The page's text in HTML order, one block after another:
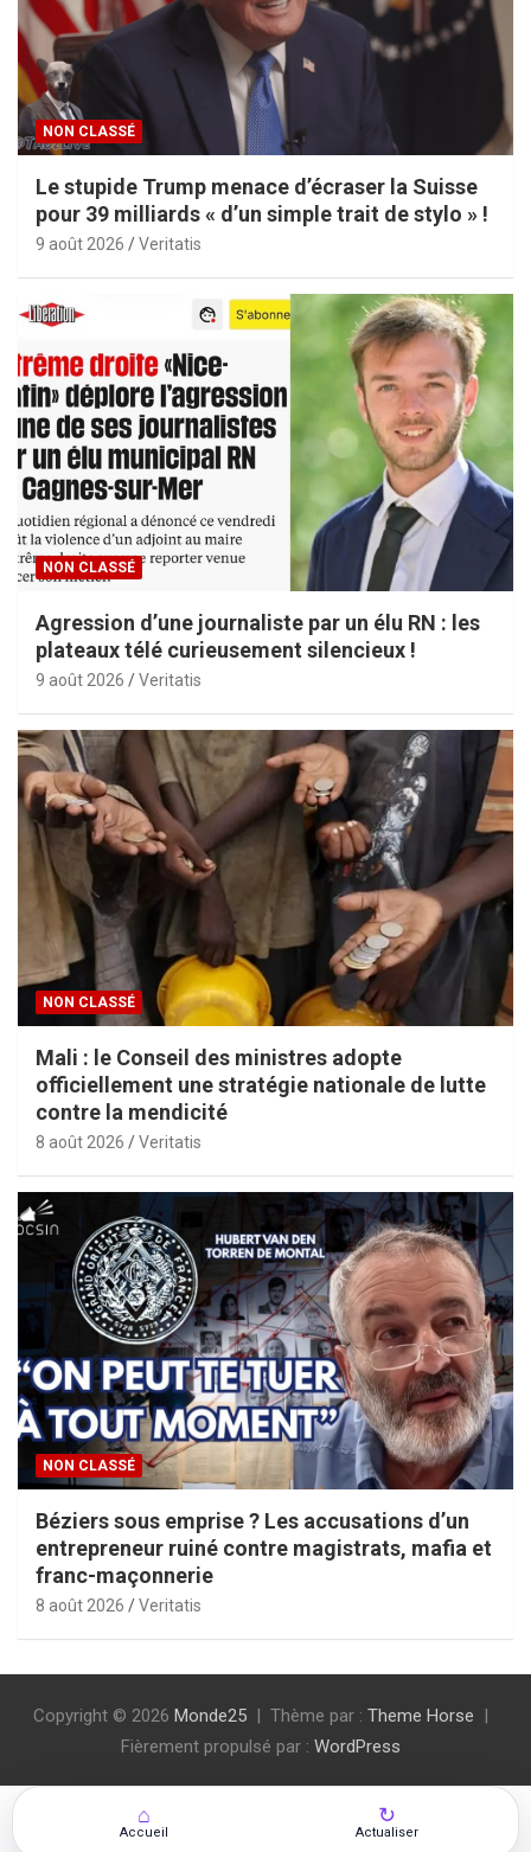
NON CLASSÉ
Le stupide Trump menace d’écraser la Suisse
pour 39 milliards « d’un simple trait de stylo » !
9 août 2026 Veritatis
NON CLASSÉ
Agression d’une journaliste par un élu RN : les
plateaux télé curieusement silencieux !
9 août 2026 Veritatis
NON CLASSÉ
Mali : le Conseil des ministres adopte
officiellement une stratégie nationale de lutte
contre la mendicité
8 août 2026 Veritatis
NON CLASSÉ
Béziers sous emprise ? Les accusations d’un
entrepreneur ruiné contre magistrats, mafia et
franc-maçonnerie
8 août 2026 Veritatis
Copyright © 2026 Monde25 Thème par : Theme Horse
Fièrement propulsé par : WordPress
⌂
Accueil
↻
Actualiser